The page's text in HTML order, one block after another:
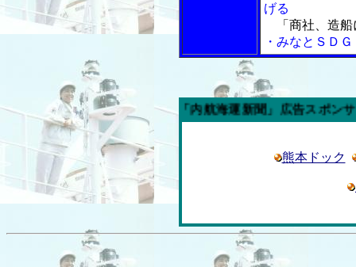
げる
「商社、造船
・みなとＳＤ
今週の「内航海運新聞」広告スポンサー企業
熊本ドック